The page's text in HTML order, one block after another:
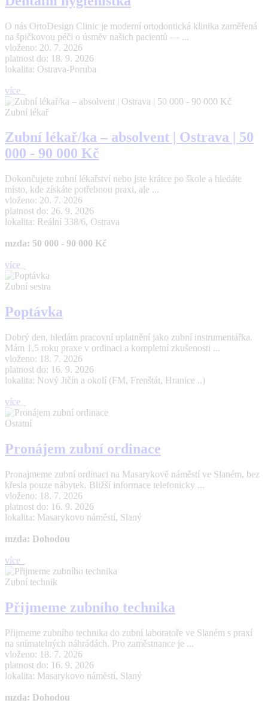
O nás OrtoDesign Clinic je moderní ortodontická klinika zaměřená
na špičkovou péči o úsměv našich pacientů — ...
vloženo: 20. 7. 2026
platnost do: 18. 9. 2026
lokalita: Ostrava-Poruba
více
Zubní lékař
Zubní lékař/ka – absolvent | Ostrava | 50
000 - 90 000 Kč
Dokončujete zubní lékařství nebo jste krátce po škole a hledáte
místo, kde získáte potřebnou praxi, ale ...
vloženo: 20. 7. 2026
platnost do: 26. 9. 2026
lokalita: Reální 338/6, Ostrava
mzda: 50 000 - 90 000 Kč
více
Zubní sestra
Poptávka
Dobrý den, hledám pracovní uplatnění jako zubní instrumentářka.
Mám 1,5 roku praxe v ordinaci a kompletní zkušenosti ...
vloženo: 18. 7. 2026
platnost do: 16. 9. 2026
lokalita: Nový Jičín a okolí (FM, Frenštát, Hranice ..)
více
Ostatní
Pronájem zubní ordinace
Pronajmeme zubní ordinaci na Masarykově náměstí ve Slaném, bez
křesla pouze nábytek. Bližší informace telefonicky ...
vloženo: 18. 7. 2026
platnost do: 16. 9. 2026
lokalita: Masarykovo náměstí, Slaný
mzda: Dohodou
více
Zubní technik
Přijmeme zubního technika
Přijmeme zubního technika do zubní laboratoře ve Slaném s praxí
na snímatelných náhrádách. Pro zaměstnance je ...
vloženo: 18. 7. 2026
platnost do: 16. 9. 2026
lokalita: Masarykovo náměstí, Slaný
mzda: Dohodou